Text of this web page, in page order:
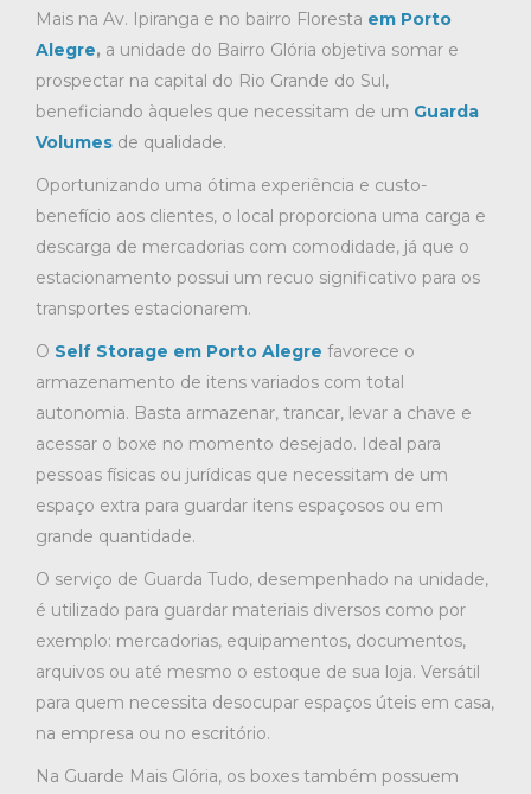
Mais na Av. Ipiranga e no bairro Floresta em Porto
Alegre, a unidade do Bairro Glória objetiva somar e
prospectar na capital do Rio Grande do Sul,
beneficiando àqueles que necessitam de um Guarda
Volumes de qualidade.
Oportunizando uma ótima experiência e custo-
benefício aos clientes, o local proporciona uma carga e
descarga de mercadorias com comodidade, já que o
estacionamento possui um recuo significativo para os
transportes estacionarem.
O Self Storage em Porto Alegre favorece o
armazenamento de itens variados com total
autonomia. Basta armazenar, trancar, levar a chave e
acessar o boxe no momento desejado. Ideal para
pessoas físicas ou jurídicas que necessitam de um
espaço extra para guardar itens espaçosos ou em
grande quantidade.
O serviço de Guarda Tudo, desempenhado na unidade,
é utilizado para guardar materiais diversos como por
exemplo: mercadorias, equipamentos, documentos,
arquivos ou até mesmo o estoque de sua loja. Versátil
para quem necessita desocupar espaços úteis em casa,
na empresa ou no escritório.
Na Guarde Mais Glória, os boxes também possuem